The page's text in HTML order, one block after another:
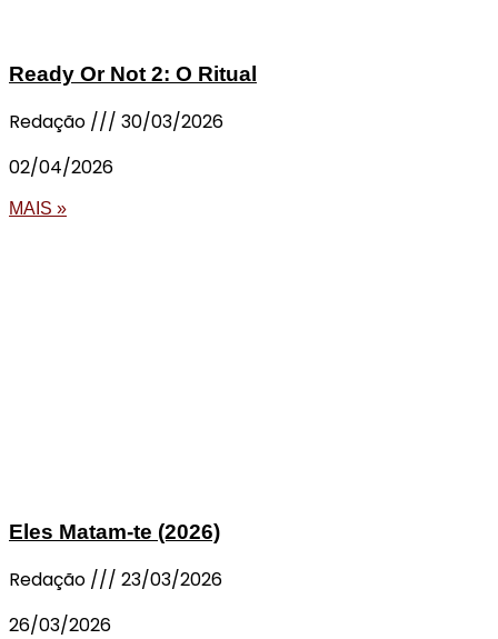
Ready Or Not 2: O Ritual
Redação
30/03/2026
02/04/2026
MAIS »
Eles Matam-te (2026)
Redação
23/03/2026
26/03/2026